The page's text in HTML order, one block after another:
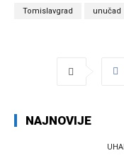
Tomislavgrad unučad
NAJNOVIJE